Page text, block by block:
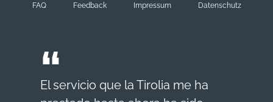
FAQ Feedback Impressum Datenschutz
El servicio que la Tirolia me ha